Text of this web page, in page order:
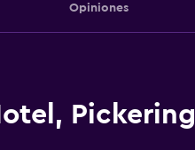
Opiniones
Pickering